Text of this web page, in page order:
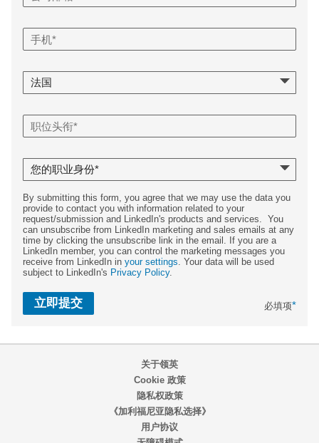
By submitting this form, you agree that we may use the data you
provide to contact you with information related to your
request/submission and LinkedIn's products and services. You
can unsubscribe from LinkedIn marketing and sales emails at any
time by clicking the unsubscribe link in the email. If you are a
LinkedIn member, you can control the marketing messages you
receive from LinkedIn in your settings. Your data will be used
subject to LinkedIn's Privacy Policy.
必填项*
立即提交
关于领英
Cookie 政策
隐私权政策
《加利福尼亚隐私选择》
用户协议